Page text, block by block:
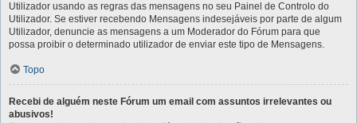
Utilizador usando as regras das mensagens no seu Painel de Controlo do
Utilizador. Se estiver recebendo Mensagens indesejáveis por parte de algum
Utilizador, denuncie as mensagens a um Moderador do Fórum para que
possa proibir o determinado utilizador de enviar este tipo de Mensagens.
Topo
Recebi de alguém neste Fórum um email com assuntos irrelevantes ou
abusivos!